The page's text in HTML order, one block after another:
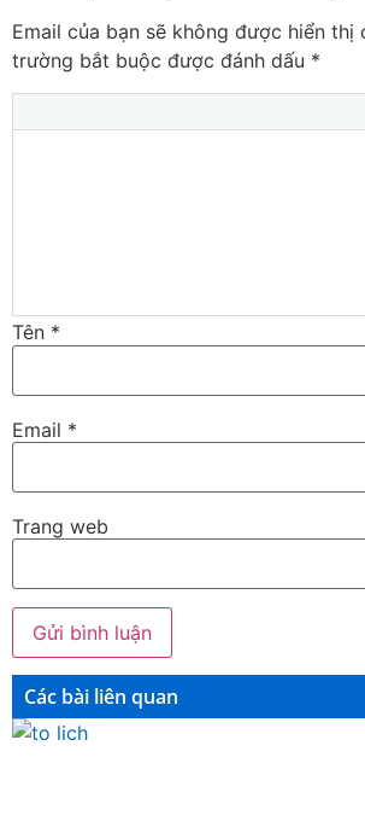
Email của bạn sẽ không được hiển thị
trường bắt buộc được đánh dấu *
Tên *
Email *
Trang web
Các bài liên quan